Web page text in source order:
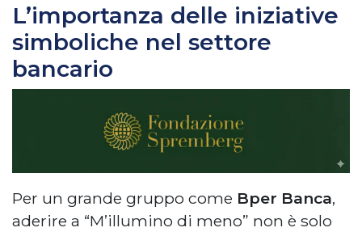
L’importanza delle iniziative
simboliche nel settore
bancario
Per un grande gruppo come Bper Banca,
aderire a “M’illumino di meno” non è solo